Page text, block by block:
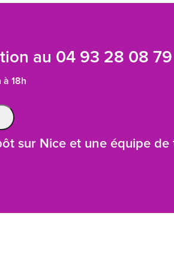
au 04 93 28 08 79
18h
sur Nice et une équipe